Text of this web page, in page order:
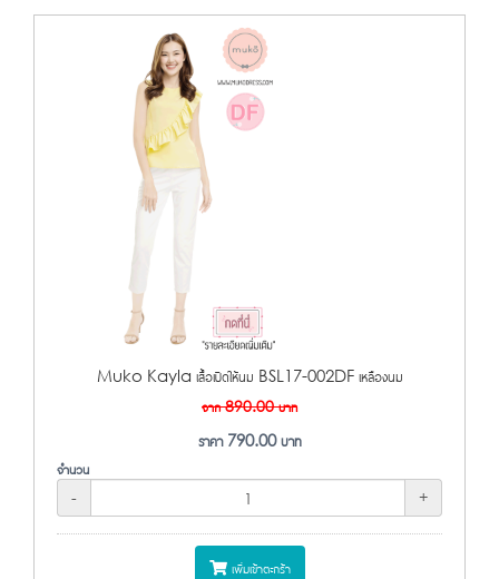
Muko Kayla เสื้อเปิดให้นม BSL17-002DF เหลืองนม
จาก890.00บาท
ราคา 790.00บาท
จำนวน
-
+
เพิ่มเข้าตะกร้า